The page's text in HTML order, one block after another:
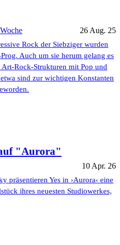
26 Aug. 25
Rock der Siebziger wurden
Auch um sie herum gelang es
Rock-Strukturen mit Pop und
sind zur wichtigen Konstanten
"Aurora"
10 Apr. 26
präsentieren Yes in ›Aurora‹ eine
ihres neuesten Studiowerkes,